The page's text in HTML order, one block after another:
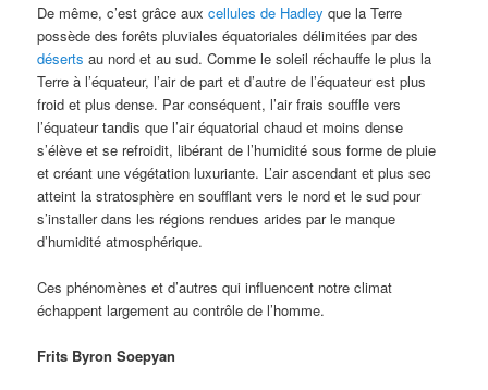
De même, c’est grâce auxcellules de Hadley que la Terre
possède des forêts pluviales équatoriales délimitées par des
déserts au nord et au sud. Comme le soleil réchauffe le plus la
Terre à l’équateur, l’air de part et d’autre de l’équateur est plus
froid et plus dense. Par conséquent, l’air frais souffle vers
l’équateur tandis que l’air équatorial chaud et moins dense
s’élève et se refroidit, libérant de l’humidité sous forme de pluie
et créant une végétation luxuriante. L’air ascendant et plus sec
atteint la stratosphère en soufflant vers le nord et le sud pour
s’installer dans les régions rendues arides par le manque
d’humidité atmosphérique.
Ces phénomènes et d’autres qui influencent notre climat
échappent largement au contrôle de l’homme.
Frits Byron Soepyan